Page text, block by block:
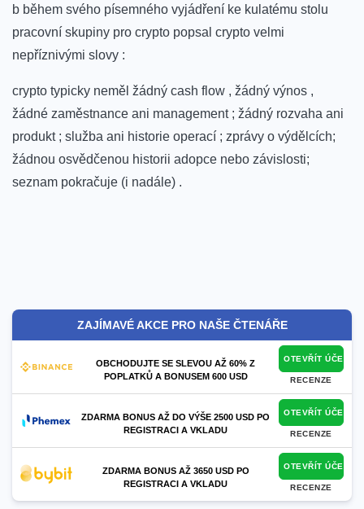
b během svého ​písemného vyjádření ke kulatému stolu
pracovní skupiny pro crypto popsal crypto velmi
⁣nepříznivými slovy​ :
crypto typicky neměl žádný cash flow , ‍žádný výnos ,
žádné zaměstnance ani management ; žádný rozvaha ani
produkt ; služba ani historie operací ; zprávy o výdělcích;
žádnou osvědčenou historii ​adopce nebo závislosti;
⁣seznam ​pokračuje‌ (i nadále) .
ZAJÍMAVÉ AKCE PRO NAŠE ČTENÁŘE
OBCHODUJTE SE SLEVOU AŽ 60% Z
POPLATKŮ A BONUSEM 600 USD
OTEVŘÍT ÚČET
RECENZE
ZDARMA BONUS AŽ DO VÝŠE 2500 USD PO
REGISTRACI A VKLADU
OTEVŘÍT ÚČET
RECENZE
ZDARMA BONUS AŽ 3650 USD PO
REGISTRACI A VKLADU
OTEVŘÍT ÚČET
RECENZE